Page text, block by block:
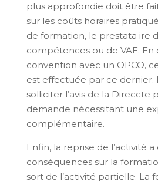
plus approfondie doit être
sur les coûts horaires
de formation, le prestata ire
compétences ou de VAE. En
convention avec un OPCO,
est effectuée par ce
solliciter l’avis de la Direccte
demande nécessitant une
complémentaire.
Enfin, la reprise de l’activité a
conséquences sur la
sort de l’activité partielle. La